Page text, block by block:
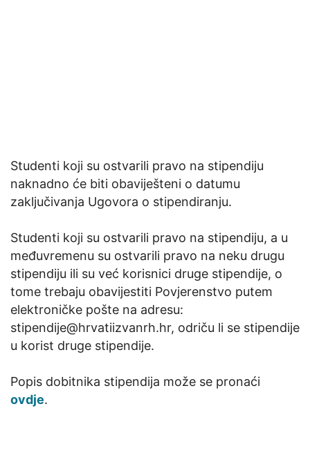
Studenti koji su ostvarili pravo na stipendiju
naknadno će biti obaviješteni o datumu
zaključivanja Ugovora o stipendiranju.
Studenti koji su ostvarili pravo na stipendiju, a u
međuvremenu su ostvarili pravo na neku drugu
stipendiju ili su već korisnici druge stipendije, o
tome trebaju obavijestiti Povjerenstvo putem
elektroničke pošte na adresu:
stipendije@hrvatiizvanrh.hr, odriču li se stipendije
u korist druge stipendije.
Popis dobitnika stipendija može se pronaći
ovdje.